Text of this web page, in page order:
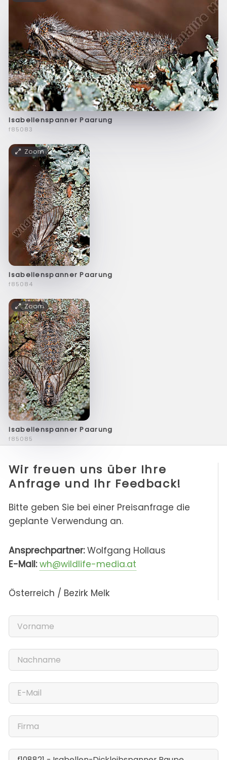
Isabellenspanner Paarung
f85083
Zoom
Isabellenspanner Paarung
f85084
Zoom
Isabellenspanner Paarung
f85085
Wir freuen uns über Ihre
Anfrage und Ihr Feedback!
Bitte geben Sie bei einer Preisanfrage die
geplante Verwendung an.
Ansprechpartner:Wolfgang Hollaus
E-Mail: wh@wildlife-media.at
Österreich / Bezirk Melk